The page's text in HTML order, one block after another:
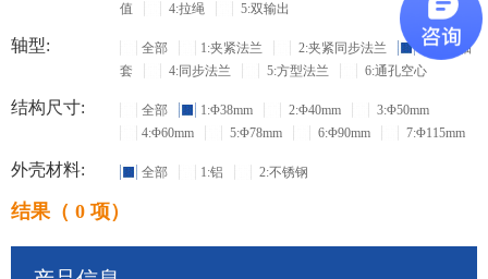
值
4:拉绳 5:双输出
轴型: 全部 1:夹紧法兰 2:夹紧同步法兰
3:盲孔轴
套
4:同步法兰 5:方型法兰 6:通孔空心
结构尺寸: 全部 1:Φ38mm 2:Φ40mm
3:Φ50mm
4:Φ60mm
5:Φ78mm 6:Φ90mm 7:Φ115mm
外壳材料: 全部 1:铝 2:不锈钢
结果（ 0 项）